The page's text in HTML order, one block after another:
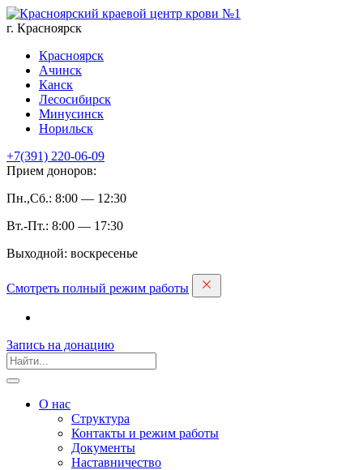
г. Красноярск
Красноярск
Ачинск
Канск
Лесосибирск
Минусинск
Норильск
+7(391) 220-06-09
Прием доноров:
Пн.,Сб.: 8:00 — 12:30
Вт.-Пт.: 8:00 — 17:30
Выходной: воскресенье
Смотреть полный режим работы
Запись на дoнацию
О нас
Структура
Контакты и режим работы
Документы
Наставничество